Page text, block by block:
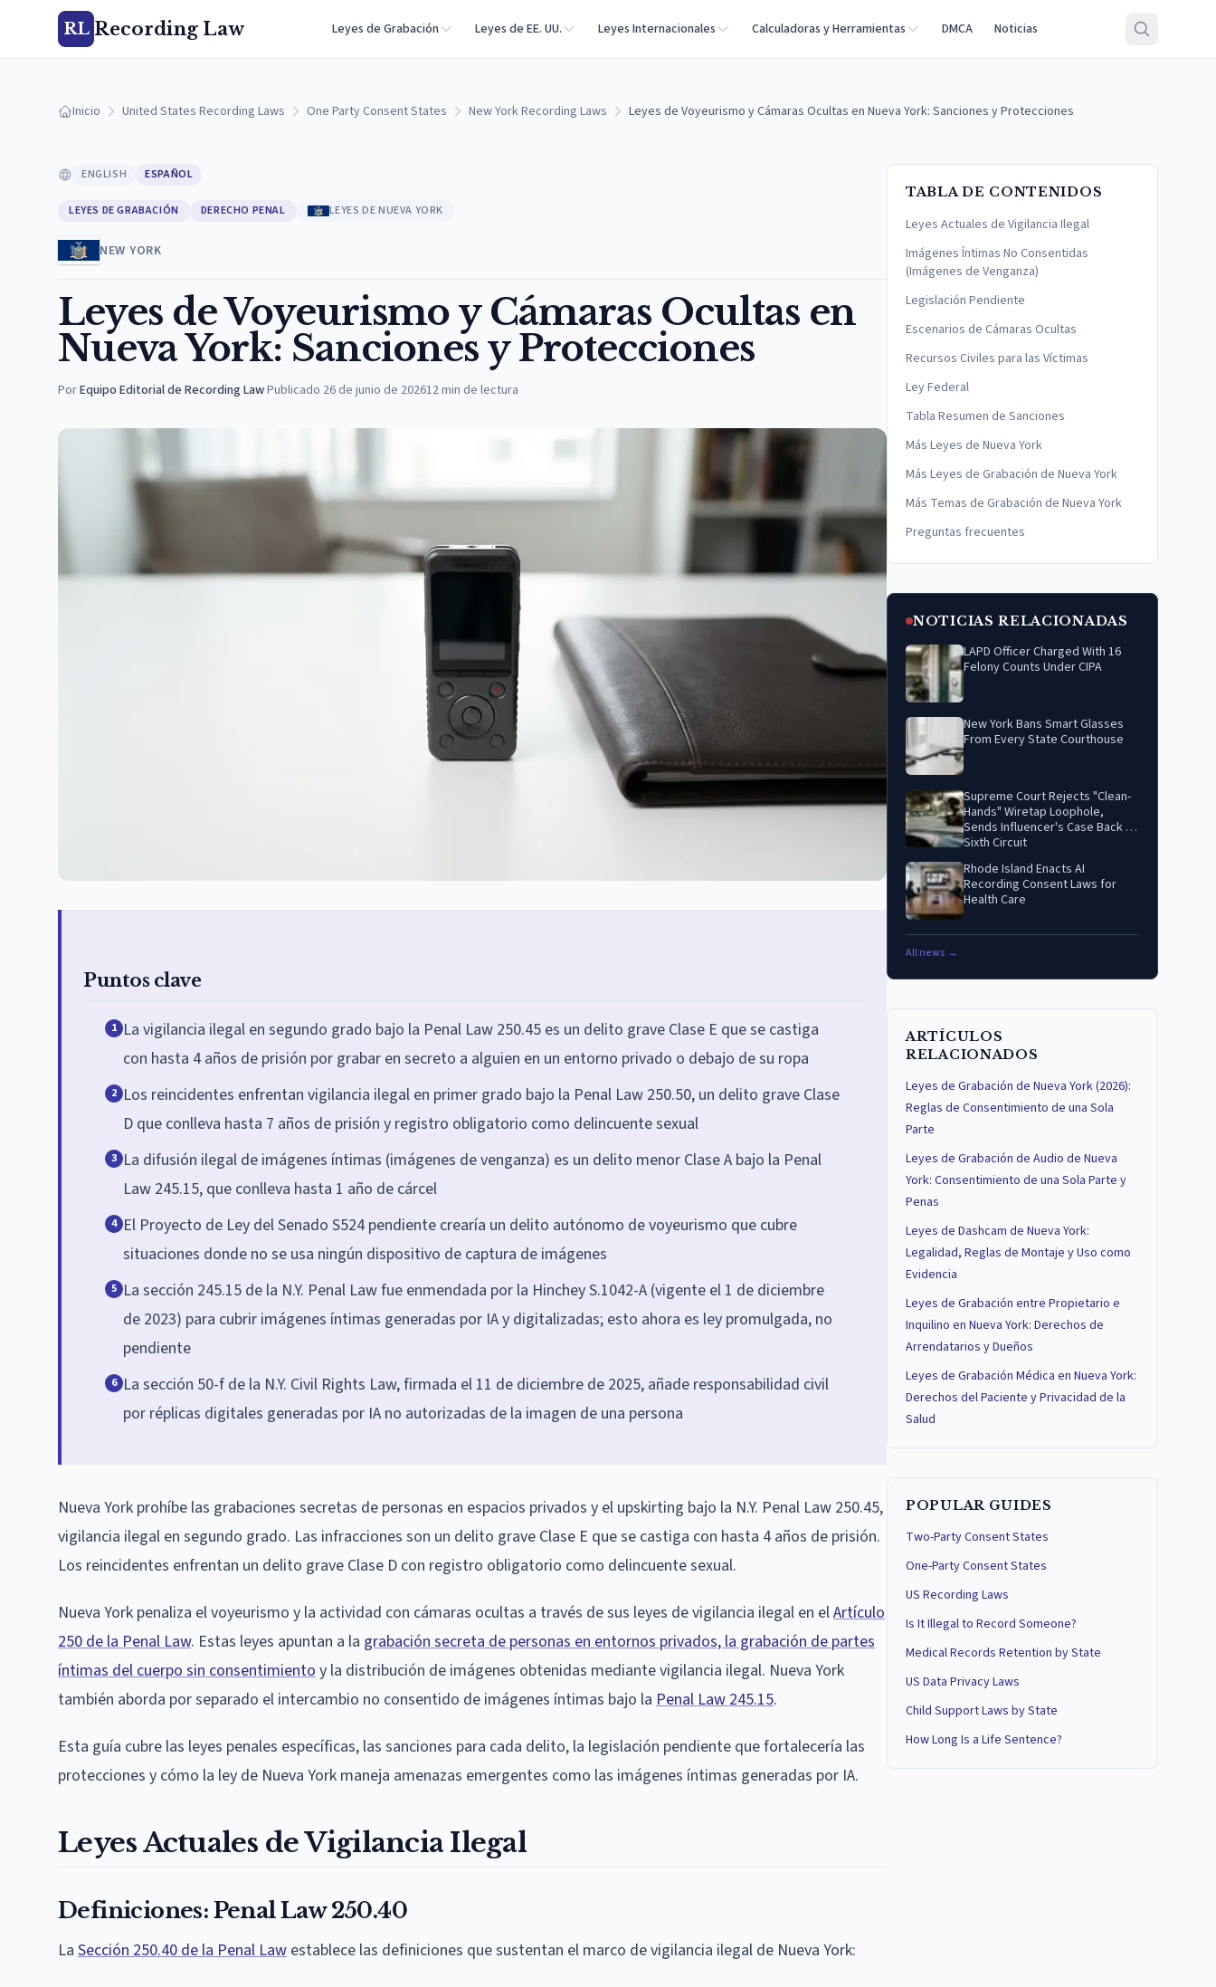
RL Recording Law Leyes de Grabación Leyes de EE. UU. Leyes Internacionales Calculadoras y Herramientas DMCA Noticias
Inicio United States Recording Laws One Party Consent States New York Recording Laws Leyes de Voyeurismo y Cámaras Ocultas en Nueva York: Sanciones y Protecciones
ENGLISH ESPAÑOL
LEYES DE GRABACIÓN DERECHO PENAL LEYES DE NUEVA YORK
NEW YORK
Leyes de Voyeurismo y Cámaras Ocultas en
Nueva York: Sanciones y Protecciones
PorEquipo Editorial de Recording Law·Publicado 26 de junio de 202612min de lectura
Puntos clave
1 La vigilancia ilegal en segundo grado bajo la Penal Law 250.45 es un delito grave Clase E que se castiga
con hasta 4 años de prisión por grabar en secreto a alguien en un entorno privado o debajo de su ropa
2 Los reincidentes enfrentan vigilancia ilegal en primer grado bajo la Penal Law 250.50, un delito grave Clase
D que conlleva hasta 7 años de prisión y registro obligatorio como delincuente sexual
3 La difusión ilegal de imágenes íntimas (imágenes de venganza) es un delito menor Clase A bajo la Penal
Law 245.15, que conlleva hasta 1 año de cárcel
4 El Proyecto de Ley del Senado S524 pendiente crearía un delito autónomo de voyeurismo que cubre
situaciones donde no se usa ningún dispositivo de captura de imágenes
5 La sección 245.15 de la N.Y. Penal Law fue enmendada por la Hinchey S.1042-A (vigente el 1 de diciembre
de 2023) para cubrir imágenes íntimas generadas por IA y digitalizadas; esto ahora es ley promulgada, no
pendiente
6 La sección 50-f de la N.Y. Civil Rights Law, firmada el 11 de diciembre de 2025, añade responsabilidad civil
por réplicas digitales generadas por IA no autorizadas de la imagen de una persona
Nueva York prohíbe las grabaciones secretas de personas en espacios privados y el upskirting bajo la N.Y. Penal Law 250.45,
vigilancia ilegal en segundo grado. Las infracciones son un delito grave Clase E que se castiga con hasta 4 años de prisión.
Los reincidentes enfrentan un delito grave Clase D con registro obligatorio como delincuente sexual.
Nueva York penaliza el voyeurismo y la actividad con cámaras ocultas a través de sus leyes de vigilancia ilegal en elArtículo
250 de la Penal Law. Estas leyes apuntan a la grabación secreta de personas en entornos privados, la grabación de partes
íntimas del cuerpo sin consentimiento y la distribución de imágenes obtenidas mediante vigilancia ilegal. Nueva York
también aborda por separado el intercambio no consentido de imágenes íntimas bajo la Penal Law 245.15.
Esta guía cubre las leyes penales específicas, las sanciones para cada delito, la legislación pendiente que fortalecería las
protecciones y cómo la ley de Nueva York maneja amenazas emergentes como las imágenes íntimas generadas por IA.
Leyes Actuales de Vigilancia Ilegal
Definiciones: Penal Law 250.40
La Sección 250.40 de la Penal Law establece las definiciones que sustentan el marco de vigilancia ilegal de Nueva York:
TABLA DE CONTENIDOS
Leyes Actuales de Vigilancia Ilegal
Imágenes Íntimas No Consentidas
(Imágenes de Venganza)
Legislación Pendiente
Escenarios de Cámaras Ocultas
Recursos Civiles para las Víctimas
Ley Federal
Tabla Resumen de Sanciones
Más Leyes de Nueva York
Más Leyes de Grabación de Nueva York
Más Temas de Grabación de Nueva York
Preguntas frecuentes
NOTICIAS RELACIONADAS
LAPD Officer Charged With 16
Felony Counts Under CIPA
New York Bans Smart Glasses
From Every State Courthouse
Supreme Court Rejects "Clean-
Hands" Wiretap Loophole,
Sends Influencer's Case Back to
Sixth Circuit
Rhode Island Enacts AI
Recording Consent Laws for
Health Care
All news →
ARTÍCULOS
RELACIONADOS
Leyes de Grabación de Nueva York (2026):
Reglas de Consentimiento de una Sola
Parte
Leyes de Grabación de Audio de Nueva
York: Consentimiento de una Sola Parte y
Penas
Leyes de Dashcam de Nueva York:
Legalidad, Reglas de Montaje y Uso como
Evidencia
Leyes de Grabación entre Propietario e
Inquilino en Nueva York: Derechos de
Arrendatarios y Dueños
Leyes de Grabación Médica en Nueva York:
Derechos del Paciente y Privacidad de la
Salud
POPULAR GUIDES
Two-Party Consent States
One-Party Consent States
US Recording Laws
Is It Illegal to Record Someone?
Medical Records Retention by State
US Data Privacy Laws
Child Support Laws by State
How Long Is a Life Sentence?